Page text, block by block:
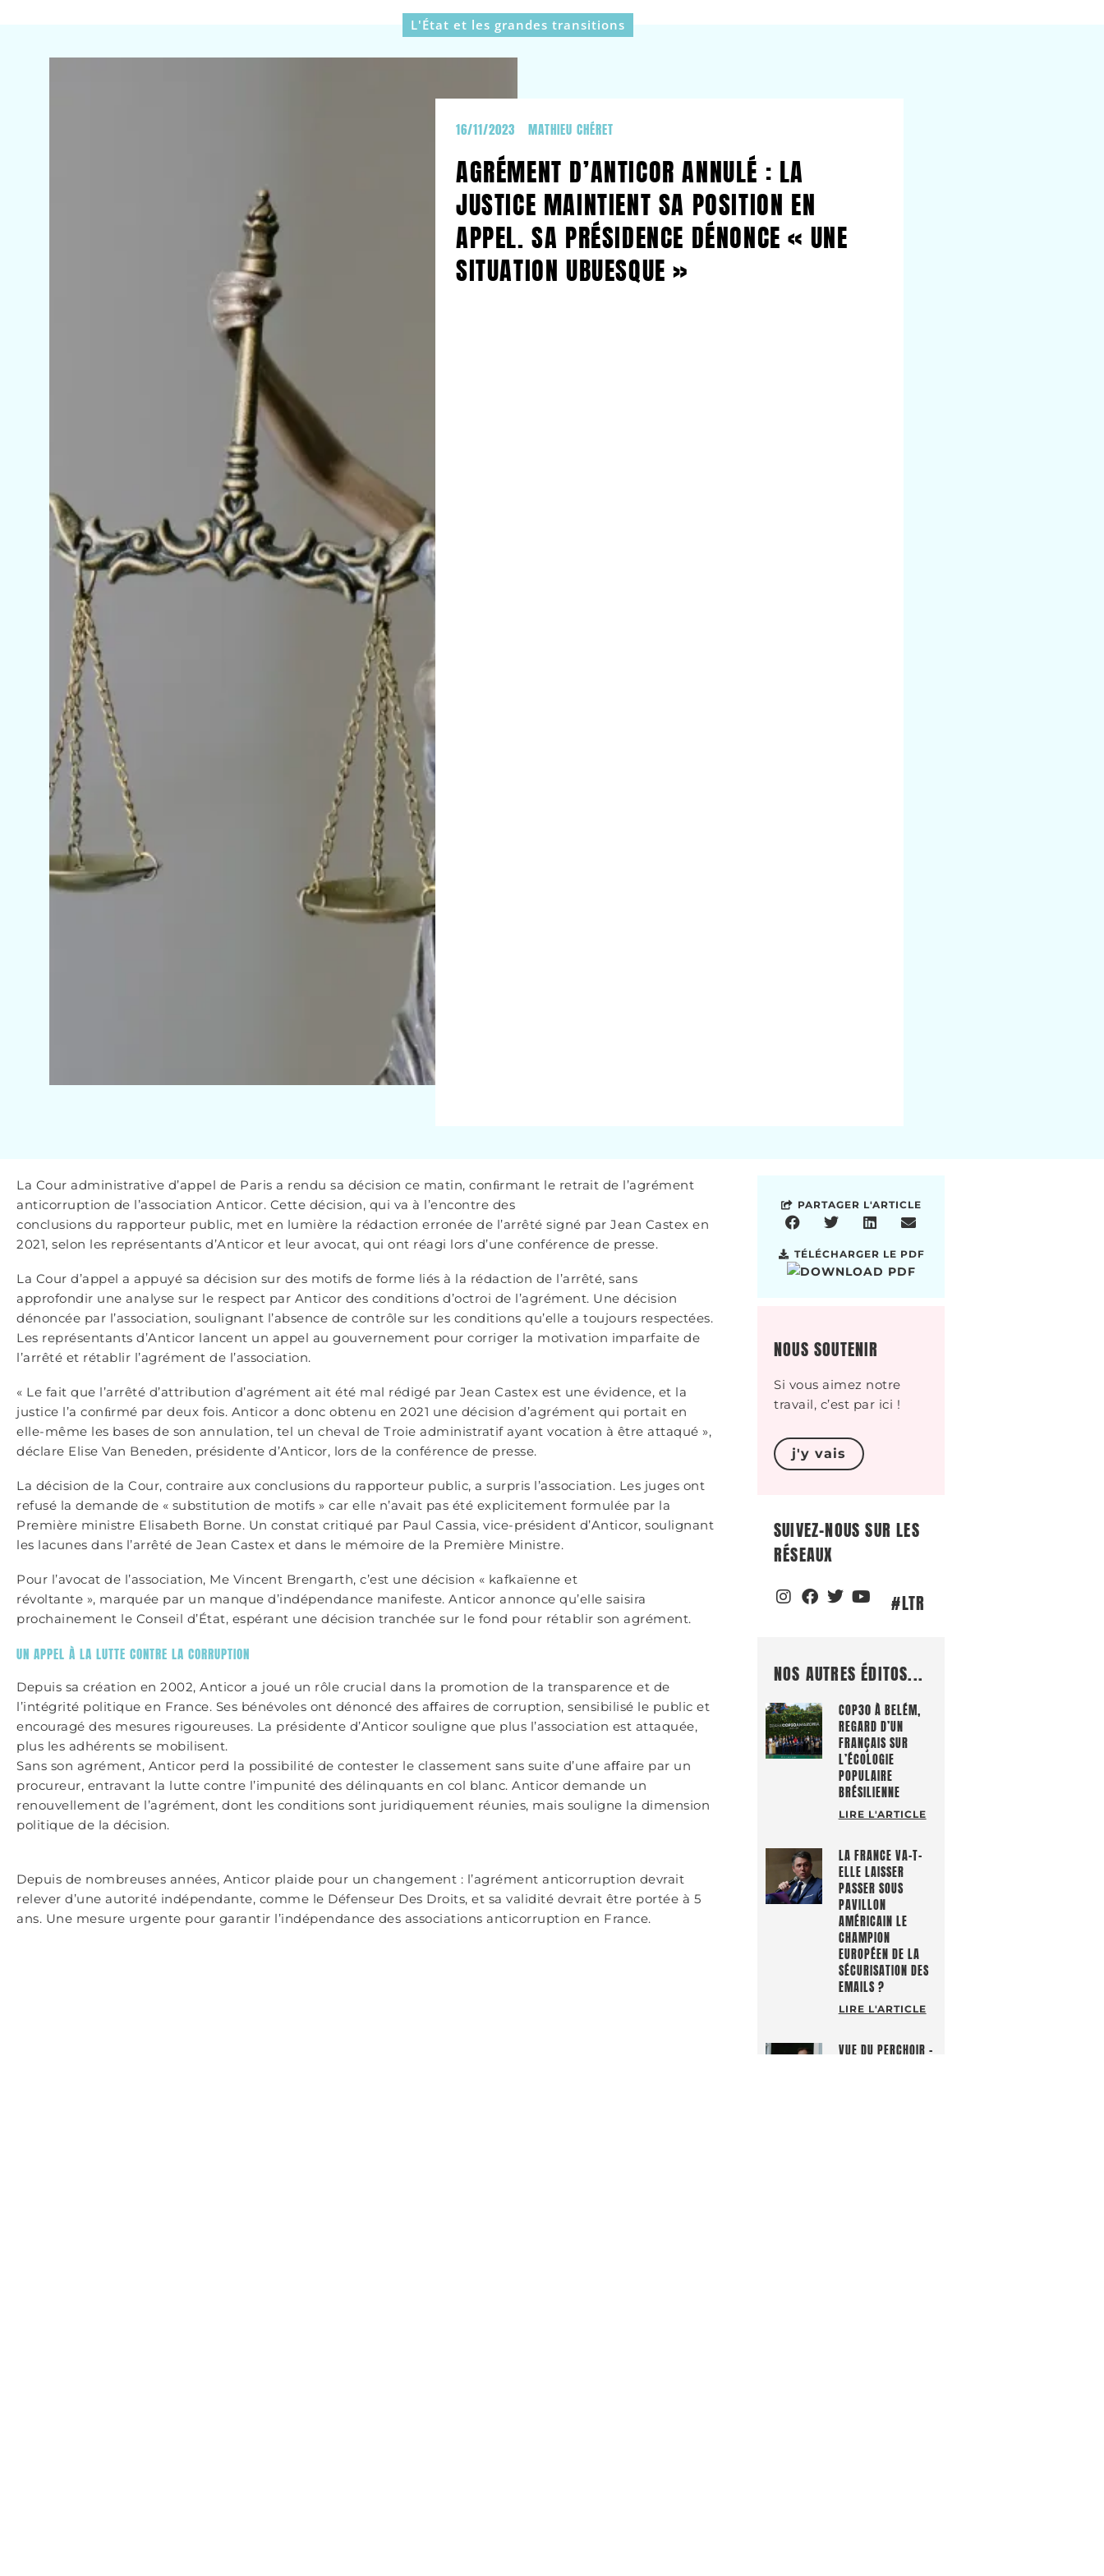
L'État et les grandes transitions
16/11/2023 MATHIEU CHÉRET
AGRÉMENT D’ANTICOR ANNULÉ : LA
JUSTICE MAINTIENT SA POSITION EN
APPEL. SA PRÉSIDENCE DÉNONCE « UNE
SITUATION UBUESQUE »
La Cour administrative d’appel de Paris a rendu sa décision ce matin, conﬁrmant le retrait de l’agrément
anticorruption de l’association Anticor. Cette décision, qui va à l’encontre des
conclusions du rapporteur public, met en lumière la rédaction erronée de l’arrêté signé par Jean Castex en
2021, selon les représentants d’Anticor et leur avocat, qui ont réagi lors d’une conférence de presse.
La Cour d’appel a appuyé sa décision sur des motifs de forme liés à la rédaction de l’arrêté, sans
approfondir une analyse sur le respect par Anticor des conditions d’octroi de l’agrément. Une décision
dénoncée par l’association, soulignant l’absence de contrôle sur les conditions qu’elle a toujours respectées.
Les représentants d’Anticor lancent un appel au gouvernement pour corriger la motivation imparfaite de
l’arrêté et rétablir l’agrément de l’association.
« Le fait que l’arrêté d’attribution d’agrément ait été mal rédigé par Jean Castex est une évidence, et la
justice l’a conﬁrmé par deux fois. Anticor a donc obtenu en 2021 une décision d’agrément qui portait en
elle-même les bases de son annulation, tel un cheval de Troie administratif ayant vocation à être attaqué »,
déclare Elise Van Beneden, présidente d’Anticor, lors de la conférence de presse.
La décision de la Cour, contraire aux conclusions du rapporteur public, a surpris l’association. Les juges ont
refusé la demande de « substitution de motifs » car elle n’avait pas été explicitement formulée par la
Première ministre Elisabeth Borne. Un constat critiqué par Paul Cassia, vice-président d’Anticor, soulignant
les lacunes dans l’arrêté de Jean Castex et dans le mémoire de la Première Ministre.
Pour l’avocat de l’association, Me Vincent Brengarth, c’est une décision « kafkaïenne et
révoltante », marquée par un manque d’indépendance manifeste. Anticor annonce qu’elle saisira
prochainement le Conseil d’État, espérant une décision tranchée sur le fond pour rétablir son agrément.
UN APPEL À LA LUTTE CONTRE LA CORRUPTION
Depuis sa création en 2002, Anticor a joué un rôle crucial dans la promotion de la transparence et de
l’intégrité politique en France. Ses bénévoles ont dénoncé des aﬀaires de corruption, sensibilisé le public et
encouragé des mesures rigoureuses. La présidente d’Anticor souligne que plus l’association est attaquée,
plus les adhérents se mobilisent.
Sans son agrément, Anticor perd la possibilité de contester le classement sans suite d’une aﬀaire par un
procureur, entravant la lutte contre l’impunité des délinquants en col blanc. Anticor demande un
renouvellement de l’agrément, dont les conditions sont juridiquement réunies, mais souligne la dimension
politique de la décision.
Depuis de nombreuses années, Anticor plaide pour un changement : l’agrément anticorruption devrait
relever d’une autorité indépendante, comme le Défenseur Des Droits, et sa validité devrait être portée à 5
ans. Une mesure urgente pour garantir l’indépendance des associations anticorruption en France.
PARTAGER L'ARTICLE
TÉLÉCHARGER LE PDF
NOUS SOUTENIR
Si vous aimez notre
travail, c’est par ici !
j'y vais
SUIVEZ-NOUS SUR LES
RÉSEAUX
#LTR
NOS AUTRES ÉDITOS...
COP30 À BELÉM,
REGARD D’UN
FRANÇAIS SUR
L’ÉCOLOGIE
POPULAIRE
BRÉSILIENNE
LIRE L'ARTICLE
LA FRANCE VA-T-
ELLE LAISSER
PASSER SOUS
PAVILLON
AMÉRICAIN LE
CHAMPION
EUROPÉEN DE LA
SÉCURISATION DES
EMAILS ?
LIRE L'ARTICLE
VUE DU PERCHOIR –